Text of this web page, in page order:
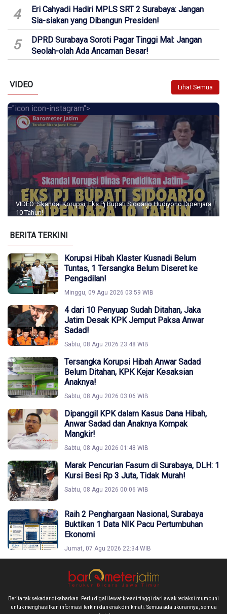
4
Eri Cahyadi Hadiri MPLS SRT 2 Surabaya: Jangan
Sia-siakan yang Dibangun Presiden!
5
DPRD Surabaya Soroti Pagar Tinggi Mal: Jangan
Seolah-olah Ada Ancaman Besar!
VIDEO Lihat Semua
="icon icon-instagram">
VIDEO: Skandal Korupsi, Eks Pj Bupati Sidoarjo Hudiyono Dipenjara
10 Tahun!
BERITA TERKINI
Korupsi Hibah Klaster Kusnadi Belum
Tuntas, 1 Tersangka Belum Diseret ke
Pengadilan!
Minggu, 09 Agu 2026 03:59 WIB
4 dari 10 Penyuap Sudah Ditahan, Jaka
Jatim Desak KPK Jemput Paksa Anwar
Sadad!
Sabtu, 08 Agu 2026 23:48 WIB
Tersangka Korupsi Hibah Anwar Sadad
Belum Ditahan, KPK Kejar Kesaksian
Anaknya!
Sabtu, 08 Agu 2026 03:06 WIB
Dipanggil KPK dalam Kasus Dana Hibah,
Anwar Sadad dan Anaknya Kompak
Mangkir!
Sabtu, 08 Agu 2026 01:48 WIB
Marak Pencurian Fasum di Surabaya, DLH: 1
Kursi Besi Rp 3 Juta, Tidak Murah!
Sabtu, 08 Agu 2026 00:06 WIB
Raih 2 Penghargaan Nasional, Surabaya
Buktikan 1 Data NIK Pacu Pertumbuhan
Ekonomi
Jumat, 07 Agu 2026 22:34 WIB
Berita tak sekadar dikabarkan. Perlu digali lewat kreasi tinggi dari awak redaksi mumpuni
untuk menghasilkan informasi terkini dan enak dinikmati. Semua ada ukurannya, semua